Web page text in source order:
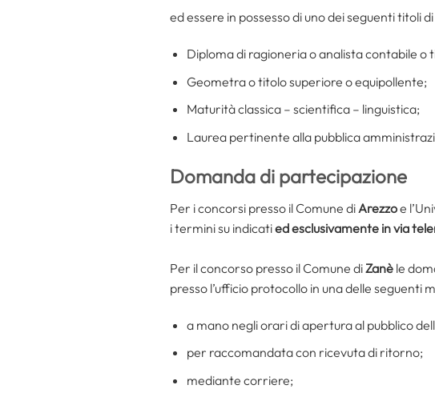
ed essere in possesso di uno dei seguenti titoli
Diploma di ragioneria o analista contabile o
Geometra o titolo superiore o equipollente;
Maturità classica – scientifica – linguistica;
Laurea pertinente alla pubblica
Domanda di partecipazione
Per i concorsi presso il Comune di Arezzoe
i termini su indicatied esclusivamente in via
Per il concorso presso il Comune diZanè le
presso l’ufficio protocollo in una delle seguenti
a mano negli orari di apertura al pubblico
per raccomandata con ricevuta di ritorno;
mediante corriere;